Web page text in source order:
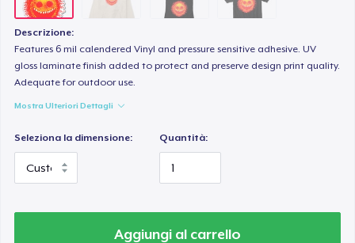
Descrizione:
Features 6 mil calendered Vinyl and pressure sensitive adhesive. UV
gloss laminate finish added to protect and preserve design print quality.
Adequate for outdoor use.
Mostra Ulteriori Dettagli
Seleziona la dimensione: Quantità:
Aggiungi al carrello